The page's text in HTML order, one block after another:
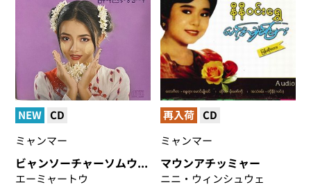
NEW CD
ミャンマー
ビャンソーチャーソムウェダーネ
エーミャートウ
再入荷 CD
ミャンマー
マウンアチッミャー
ニニ・ウィンシュウェ